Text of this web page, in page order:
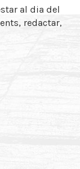
al dia del
redactar,